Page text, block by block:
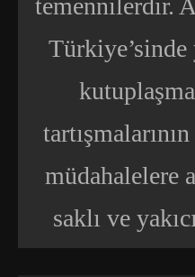
temennilerdir.
Türkiye’sinde
müdahalelere
saklı ve